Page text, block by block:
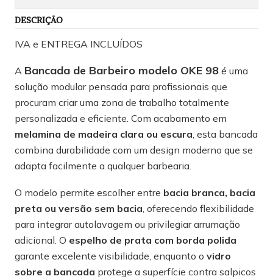
DESCRIÇÃO
IVA e ENTREGA INCLUÍDOS
A Bancada de Barbeiro modelo OKE 98 é uma
solução modular pensada para profissionais que
procuram criar uma zona de trabalho totalmente
personalizada e eficiente. Com acabamento em
melamina de madeira clara ou escura, esta bancada
combina durabilidade com um design moderno que se
adapta facilmente a qualquer barbearia.
O modelo permite escolher entre bacia branca, bacia
preta ou versão sem bacia, oferecendo flexibilidade
para integrar autolavagem ou privilegiar arrumação
adicional. O espelho de prata com borda polida
garante excelente visibilidade, enquanto o vidro
sobre a bancada protege a superfície contra salpicos